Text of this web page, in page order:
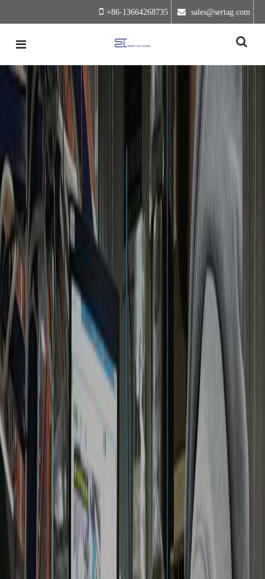
+86-13664268735 sales@sertag.com